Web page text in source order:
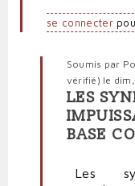
se connecter
Soumis par
vérifié) le
En
réponse
à
déplacée
LES
BASE
Les